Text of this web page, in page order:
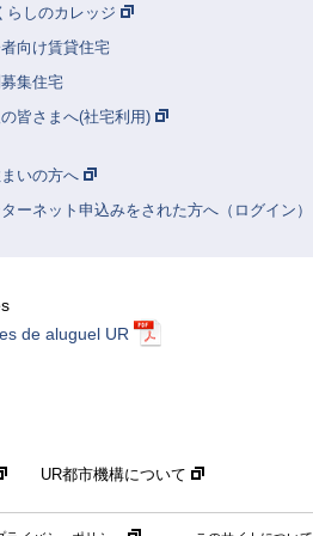
らしのカレッジ
向け賃貸住宅
集住宅
皆さまへ(社宅利用)
いの方へ
ーネット申込みをされた方へ（ログイン）
de aluguel UR
UR都市機構について